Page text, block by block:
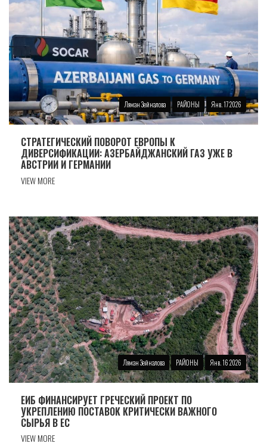
Ляман Зейналова РАЙОНЫ Янв. 17 2026
СТРАТЕГИЧЕСКИЙ ПОВОРОТ ЕВРОПЫ К
ДИВЕРСИФИКАЦИИ: АЗЕРБАЙДЖАНСКИЙ ГАЗ УЖЕ В
АВСТРИИ И ГЕРМАНИИ
VIEW MORE
Ляман Зейналова РАЙОНЫ Янв. 16 2026
ЕИБ ФИНАНСИРУЕТ ГРЕЧЕСКИЙ ПРОЕКТ ПО
УКРЕПЛЕНИЮ ПОСТАВОК КРИТИЧЕСКИ ВАЖНОГО
СЫРЬЯ В ЕС
VIEW MORE